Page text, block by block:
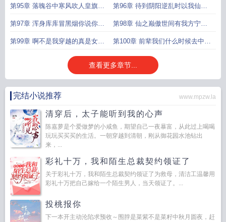
好好 狗吾
第95章 落魄谷中寒风吹人皇旗鸣
少年归
第96章 待到阴阳逆乱时以我仙血
染青天
第97章 浑身库库冒黑烟你说你是
仙冒
第98章 仙之巅傲世间有我方宁宁
便有
第99章 啊不是我穿越的真是女频 第100章 前辈我们什么时候去中州
混
查看更多章节...
完结小说推荐 www.mpzw.la
清穿后，太子能听到我的心声
陈嘉萝是个爱做梦的小咸鱼，期望自己一夜暴富，从此过上喝喝
玩玩买买买的生活。一朝穿越到清朝，刚从御花园水池钻出
来，...
彩礼十万，我和陌生总裁契约领证了
关于彩礼十万，我和陌生总裁契约领证了为救母，清洁工温馨用
彩礼十万把自己嫁给一个陌生男人，当天领证了。...
投桃报你
下一本开主动沦陷求预收～围脖是菜紫不是菜籽中秋月圆夜，赶